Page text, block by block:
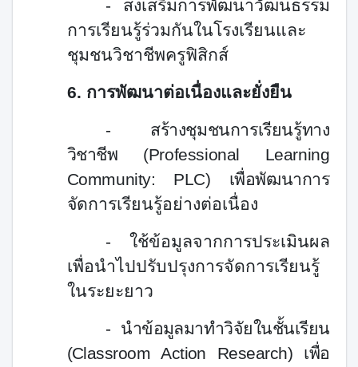
- ส่งเสริมการพัฒนาวัฒนธรรม
การเรียนรู้ร่วมกันในโรงเรียนและ
ชุมชนวิชาชีพครูฟิสิกส์
6. การพัฒนาต่อเนื่องและยั่งยืน
- สร้างชุมชนการเรียนรู้ทาง
วิชาชีพ (Professional Learning
Community: PLC) เพื่อพัฒนาการ
จัดการเรียนรู้อย่างต่อเนื่อง
- ใช้ข้อมูลจากการประเมินผล
เพื่อนำไปปรับปรุงการจัดการเรียนรู้
ในระยะยาว
- นำข้อมูลมาทำวิจัยในชั้นเรียน
(Classroom Action Research) เพื่อ